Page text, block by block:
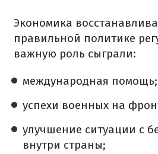
Экономика
правильной политике
важную роль сыграли:
международная помощь;
успехи военных на
улучшение ситуации с
внутри страны;